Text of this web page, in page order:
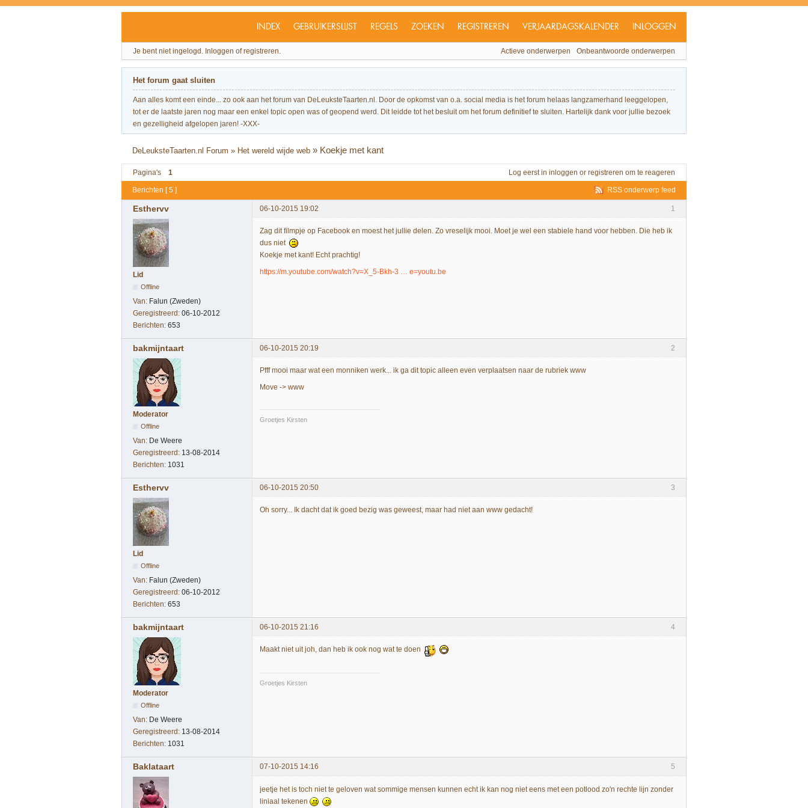
INDEX GEBRUIKERSLIJST REGELS ZOEKEN REGISTREREN VERJAARDAGSKALENDER INLOGGEN
Je bent niet ingelogd. Inloggen of registreren. Actieve onderwerpen Onbeantwoorde onderwerpen
Het forum gaat sluiten
Aan alles komt een einde... zo ook aan het forum van DeLeuksteTaarten.nl. Door de opkomst van o.a. social media is het forum helaas langzamerhand leeggelopen,
tot er de laatste jaren nog maar een enkel topic open was of geopend werd. Dit leidde tot het besluit om het forum definitief te sluiten. Hartelijk dank voor jullie bezoek
en gezelligheid afgelopen jaren! -XXX-
DeLeuksteTaarten.nl Forum » Het wereld wijde web » Koekje met kant
Pagina's 1 Log eerst in inloggen or registreren om te reageren
RSS onderwerp feed
Berichten [ 5 ]
1
Esthervv 06-10-2015 19:02
Lid
Offline
Van: Falun (Zweden)
Geregistreerd: 06-10-2012
Berichten: 653
Zag dit filmpje op Facebook en moest het jullie delen. Zo vreselijk mooi. Moet je wel een stabiele hand voor hebben. Die heb ik
dus niet
Koekje met kant! Echt prachtig!
https://m.youtube.com/watch?v=X_5-Bkh-3 … e=youtu.be
2
bakmijntaart 06-10-2015 20:19
Moderator
Offline
Van: De Weere
Geregistreerd: 13-08-2014
Berichten: 1031
Pfff mooi maar wat een monniken werk... ik ga dit topic alleen even verplaatsen naar de rubriek www
Move -> www
Groetjes Kirsten
3
Esthervv 06-10-2015 20:50
Lid
Offline
Van: Falun (Zweden)
Geregistreerd: 06-10-2012
Berichten: 653
Oh sorry... Ik dacht dat ik goed bezig was geweest, maar had niet aan www gedacht!
4
bakmijntaart 06-10-2015 21:16
Moderator
Offline
Van: De Weere
Geregistreerd: 13-08-2014
Berichten: 1031
Maakt niet uit joh, dan heb ik ook nog wat te doen
Groetjes Kirsten
5
Baklataart 07-10-2015 14:16
jeetje het is toch niet te geloven wat sommige mensen kunnen echt ik kan nog niet eens met een potlood zo'n rechte lijn zonder
liniaal tekenen